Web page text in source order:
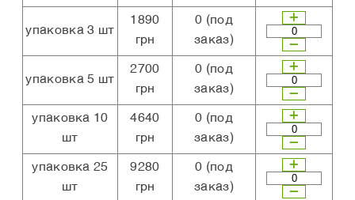
упаковка 3 шт
1890
грн
0 (под
заказ)
упаковка 5 шт
2700
грн
0 (под
заказ)
упаковка 10
шт
4640
грн
0 (под
заказ)
упаковка 25
шт
9280
грн
0 (под
заказ)